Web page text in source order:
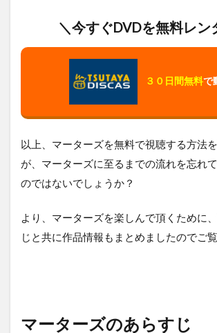
＼今すぐDVDを無料レン
３０日間無料で
以上、マーターズを無料で視聴する方法
が、マーターズに至るまでの流れを忘れ
のではないでしょうか？
より、マーターズを楽しんで頂くために
じと共に作品情報もまとめましたのでご
マーターズのあらすじ